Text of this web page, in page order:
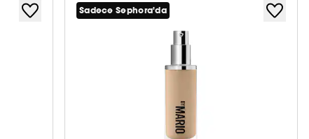
Sadece Sephora'da